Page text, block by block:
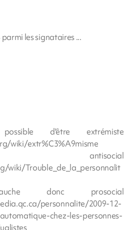
les signataires ...
d'être extrémiste
wiki/extr%C3%A9misme
wiki/Trouble_de_la_personnalit
donc prosocial
personnalite/2009-12-
chez-les-personnes-